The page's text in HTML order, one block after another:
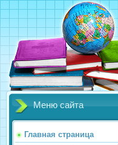
Меню сайта
Главная страница